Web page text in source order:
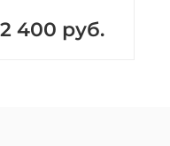
2 400 руб.